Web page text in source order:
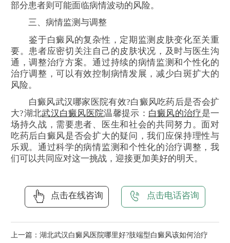
部分患者则可能面临病情波动的风险。
三、病情监测与调整
鉴于白癜风的复杂性，定期监测皮肤变化至关重
要。患者应密切关注自己的皮肤状况，及时与医生沟
通，调整治疗方案。通过持续的病情监测和个性化的
治疗调整，可以有效控制病情发展，减少白斑扩大的
风险。
白癜风武汉哪家医院有效?白癜风吃药后是否会扩
大?湖北武汉白癜风医院温馨提示： 白癜风的治疗是一
场持久战，需要患者、医生和社会的共同努力。面对
吃药后白癜风是否会扩大的疑问，我们应保持理性与
乐观。通过科学的病情监测和个性化的治疗调整，我
们可以共同应对这一挑战，迎接更加美好的明天。
点击在线咨询 点击电话咨询
上一篇： 湖北武汉白癜风医院哪里好?肢端型白癜风该如何治疗